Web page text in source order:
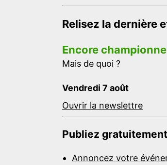
Relisez la dernière
Encore
Mais de quoi ?
Vendredi 7 août
Ouvrir la newslettre
Publiez
Annoncez votre